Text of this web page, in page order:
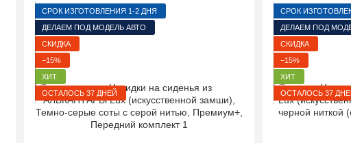
СРОК ИЗГОТОВЛЕНИЯ 1-2 ДНЯ
ДЕЛАЕМ ПОД МОДЕЛЬ АВТО
СКИДКА
−15%
ХИТ
ОСТАЛОСЬ 37 ДНЕЙ
СРОК
ДЕЛАЕМ ПОД
СКИДКА
−15%
ХИТ
ОСТАЛОСЬ 37